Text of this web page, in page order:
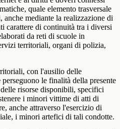
quale elemento trasversale
mediante la realizzazione di
carattere di continuità tra i diversi
da reti di scuole in
territoriali, organi di polizia,
con l'ausilio delle
le finalità della presente
risorse disponibili, specifici
i minori vittime di atti di
anche attraverso l'esercizio di
i minori artefici di tali condotte.